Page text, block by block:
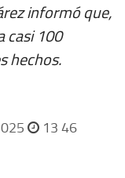
informó que,
casi 100
hechos.
13 46